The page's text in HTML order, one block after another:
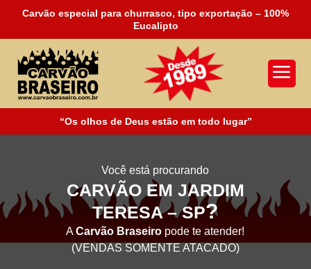
Carvão especial para churrasco, tipo exportação – 100%
Eucalipto
a
“Os olhos de Deus estão em todo lugar”
Você está procurando
CARVÃO EM JARDIM
TERESA – SP?
ACarvão Braseiro pode te atender!
(VENDAS SOMENTE ATACADO)